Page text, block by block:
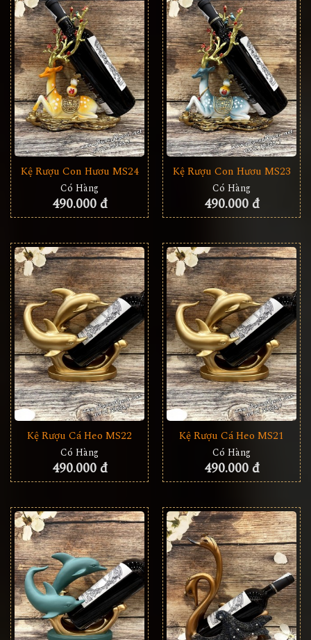
Kệ Rượu Con Hươu MS24
Có Hàng
490.000 đ
Kệ Rượu Con Hươu MS23
Có Hàng
490.000 đ
Kệ Rượu Cá Heo MS22
Có Hàng
490.000 đ
Kệ Rượu Cá Heo MS21
Có Hàng
490.000 đ